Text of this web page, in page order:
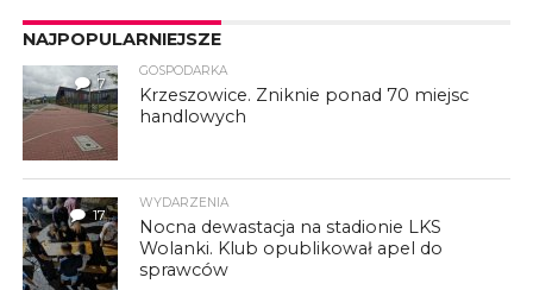
NAJPOPULARNIEJSZE
7
GOSPODARKA
Krzeszowice. Zniknie ponad 70 miejsc
handlowych
17
WYDARZENIA
Nocna dewastacja na stadionie LKS
Wolanki. Klub opublikował apel do
sprawców